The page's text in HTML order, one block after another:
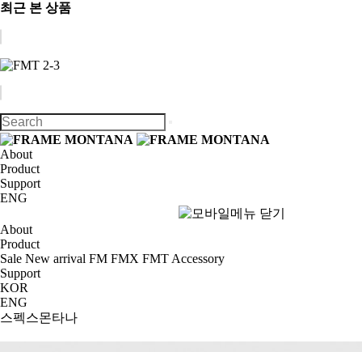
최근 본 상품
About
Product
Support
ENG
About
Product
Sale New arrival FM FMX FMT Accessory
Support
KOR
ENG
스펙스몬타나